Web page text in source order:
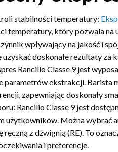
stabilności temperatury:
temperatury, który pozwala na
wpływający na jakość i
doskonałe rezultaty za
Rancilio Classe 9 jest
parametrów ekstrakcji. Barista
zapewniając doskonały
Rancilio Classe 9 jest
użytkowników. Można wybrać
ręczną z dźwignią (RE). To
i preferencje.